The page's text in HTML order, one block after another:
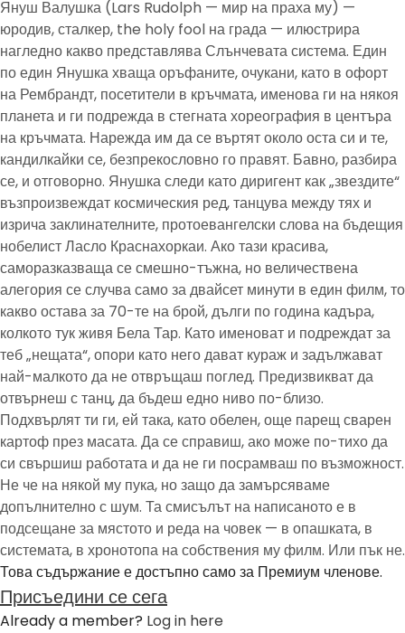
Януш Валушка (Lars Rudolph — мир на праха му) —
юродив, сталкер, the holy fool на града — илюстрира
нагледно какво представлява Слънчевата система. Един
по един Янушка хваща оръфаните, очукани, като в офорт
на Рембрандт, посетители в кръчмата, именова ги на някоя
планета и ги подрежда в стегната хореография в центъра
на кръчмата. Нарежда им да се въртят около оста си и те,
кандилкайки се, безпрекословно го правят. Бавно, разбира
се, и отговорно. Янушка следи като диригент как „звездите“
възпроизвеждат космическия ред, танцува между тях и
изрича заклинателните, протоевангелски слова на бъдещия
нобелист Ласло Краснахоркаи. Ако тази красива,
саморазказваща се смешно-тъжна, но величествена
алегория се случва само за двайсет минути в един филм, то
какво остава за 70-те на брой, дълги по година кадъра,
колкото тук живя Бела Тар. Като именоват и подреждат за
теб „нещата“, опори като него дават кураж и задължават
най-малкото да не отвръщаш поглед. Предизвикват да
отвърнеш с танц, да бъдеш едно ниво по-близо.
Подхвърлят ти ги, ей така, като обелен, още парещ сварен
картоф през масата. Да се справиш, ако може по-тихо да
си свършиш работата и да не ги посрамваш по възможност.
Не че на някой му пука, но защо да замърсяваме
допълнително с шум. Та смисълът на написаното е в
подсещане за мястото и реда на човек — в опашката, в
системата, в хронотопа на собствения му филм. Или пък не.
Това съдържание е достъпно само за Премиум членове.
Присъедини се сега
Already a member? Log in here